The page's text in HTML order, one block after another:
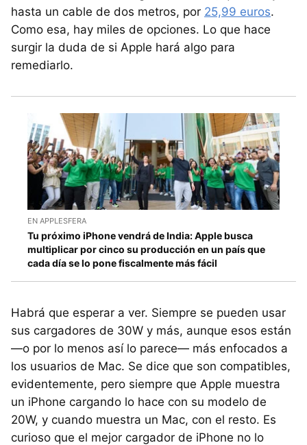
hasta un cable de dos metros, por 25,99 euros.
Como esa, hay miles de opciones. Lo que hace
surgir la duda de si Apple hará algo para
remediarlo.
EN APPLESFERA
Tu próximo iPhone vendrá de India: Apple busca
multiplicar por cinco su producción en un país que
cada día se lo pone fiscalmente más fácil
Habrá que esperar a ver. Siempre se pueden usar
sus cargadores de 30W y más, aunque esos están
—o por lo menos así lo parece— más enfocados a
los usuarios de Mac. Se dice que son compatibles,
evidentemente, pero siempre que Apple muestra
un iPhone cargando lo hace con su modelo de
20W, y cuando muestra un Mac, con el resto. Es
curioso que el mejor cargador de iPhone no lo